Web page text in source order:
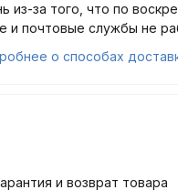
из-за того, что по
и почтовые службы не
о способах
и возврат товара